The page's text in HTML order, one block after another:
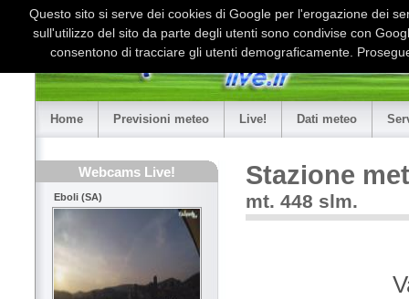
Home Previsioni meteo Live! Dati meteo
Webcams Live!
Eboli (SA)
Stazione
mt. 448 slm.
Questo sito si serve dei cookies di Google per l'erogazione dei
sull'utilizzo del sito da parte degli utenti sono condivise con
consentono di tracciare gli utenti demograficamente.